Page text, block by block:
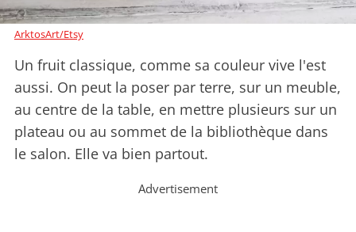
ArktosArt/Etsy
Un fruit classique, comme sa couleur vive l'est
aussi. On peut la poser par terre, sur un meuble,
au centre de la table, en mettre plusieurs sur un
plateau ou au sommet de la bibliothèque dans
le salon. Elle va bien partout.
Advertisement